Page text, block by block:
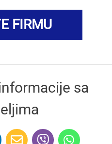
FIRMU
sa